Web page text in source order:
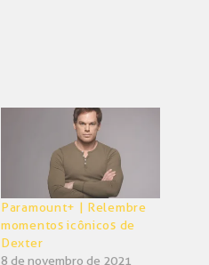
Paramount+ | Relembre
momentos icônicos de
Dexter
8 de novembro de 2021